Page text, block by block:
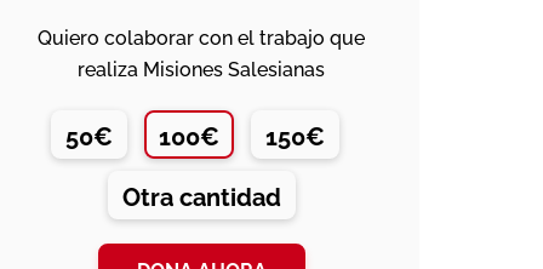
Quiero colaborar con el trabajo que
realiza Misiones Salesianas
50€ 100€ 150€
Otra cantidad